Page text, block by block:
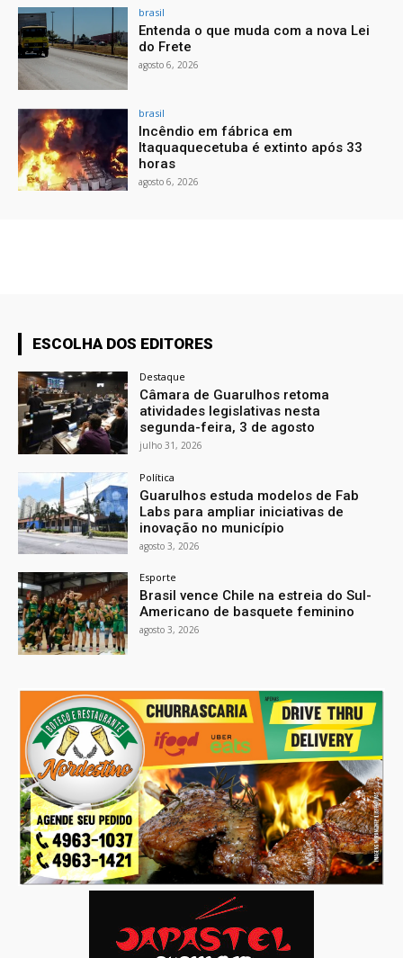
brasil
Entenda o que muda com a nova Lei
do Frete
agosto 6, 2026
brasil
Incêndio em fábrica em
Itaquaquecetuba é extinto após 33
horas
agosto 6, 2026
ESCOLHA DOS EDITORES
Destaque
Câmara de Guarulhos retoma
atividades legislativas nesta
segunda-feira, 3 de agosto
julho 31, 2026
Política
Guarulhos estuda modelos de Fab
Labs para ampliar iniciativas de
inovação no município
agosto 3, 2026
Esporte
Brasil vence Chile na estreia do Sul-
Americano de basquete feminino
agosto 3, 2026